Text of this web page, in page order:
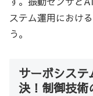
ステム運用におけ
う。
サーボシス
決！制御技術